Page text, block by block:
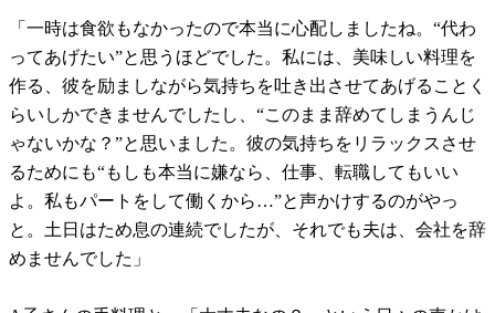
「一時は食欲もなかったので本当に心配しましたね。“代わ
ってあげたい”と思うほどでした。私には、美味しい料理を
作る、彼を励ましながら気持ちを吐き出させてあげることく
らいしかできませんでしたし、“このまま辞めてしまうんじ
ゃないかな？”と思いました。彼の気持ちをリラックスさせ
るためにも“もしも本当に嫌なら、仕事、転職してもいい
よ。私もパートをして働くから…”と声かけするのがやっ
と。土日はため息の連続でしたが、それでも夫は、会社を辞
めませんでした」